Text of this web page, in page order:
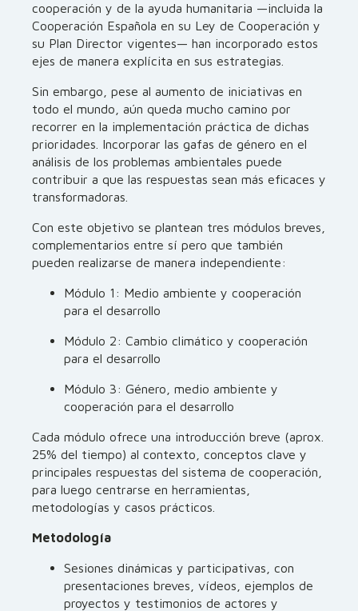
cooperación y de la ayuda humanitaria —incluida la
Cooperación Española en su Ley de Cooperación y
su Plan Director vigentes— han incorporado estos
ejes de manera explícita en sus estrategias.
Sin embargo, pese al aumento de iniciativas en
todo el mundo, aún queda mucho camino por
recorrer en la implementación práctica de dichas
prioridades. Incorporar las gafas de género en el
análisis de los problemas ambientales puede
contribuir a que las respuestas sean más eficaces y
transformadoras.
Con este objetivo se plantean tres módulos breves,
complementarios entre sí pero que también
pueden realizarse de manera independiente:
Módulo 1: Medio ambiente y cooperación
para el desarrollo
Módulo 2: Cambio climático y cooperación
para el desarrollo
Módulo 3: Género, medio ambiente y
cooperación para el desarrollo
Cada módulo ofrece una introducción breve (aprox.
25% del tiempo) al contexto, conceptos clave y
principales respuestas del sistema de cooperación,
para luego centrarse en herramientas,
metodologías y casos prácticos.
Metodología
Sesiones dinámicas y participativas, con
presentaciones breves, vídeos, ejemplos de
proyectos y testimonios de actores y